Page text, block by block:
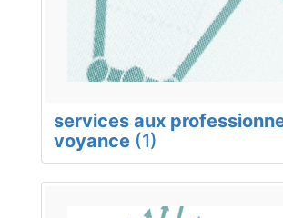
services aux
voyance (1)